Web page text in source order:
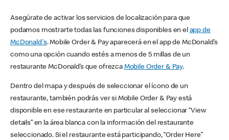
Asegúrate de activar los servicios de localización para que
podamos mostrarte todas las funciones disponibles en el app de
McDonald's. Mobile Order & Pay aparecerá en el app de McDonald’s
como una opción cuando estés a menos de 5 millas de un
restaurante McDonald’s que ofrezca Mobile Order & Pay.
Dentro del mapa y después de seleccionar el ícono de un
restaurante, también podrás ver si Mobile Order & Pay está
disponible en ese restaurante en particular al seleccionar “View
details” en la área blanca con la información del restaurante
seleccionado. Si el restaurante está participando, “Order Here”